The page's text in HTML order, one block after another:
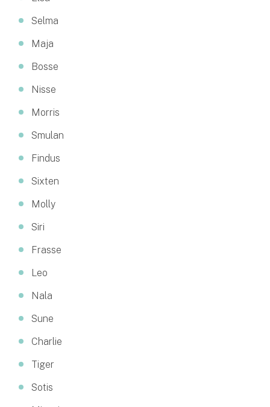
Hyresrättsförsäkring
Företag
Bilförsäkring för företag
Släpvagnsförsäkring
För förmedlare
Försäkring via förmedlare
Selma
Maja
Bosse
Nisse
Morris
Smulan
Findus
Sixten
Molly
Siri
Frasse
Leo
Nala
Sune
Charlie
Tiger
Sotis